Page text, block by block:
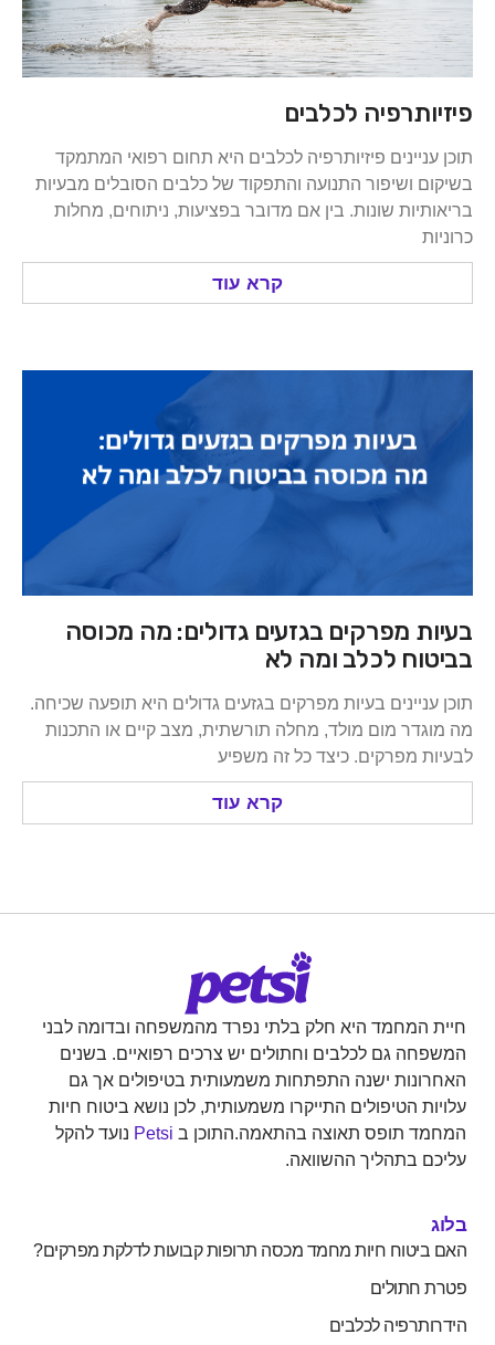
לכלבים
פיזיותרפיה לכלבים היא תחום רפואי המתמקד
ושיפור התנועה והתפקוד של כלבים הסובלים מבעיות
שונות. בין אם מדובר בפציעות, ניתוחים, מחלות
קרא עוד
מפרקים בגזעים גדולים: מה מכוסה
לכלב ומה לא
בעיות מפרקים בגזעים גדולים היא תופעה שכיחה.
מום מולד, מחלה תורשתית, מצב קיים או התכנות
מפרקים. כיצד כל זה משפיע
קרא עוד
המחמד היא חלק בלתי נפרד מהמשפחה ובדומה לבני
גם לכלבים וחתולים יש צרכים רפואיים. בשנים
ישנה התפתחות משמעותית בטיפולים אך גם
הטיפולים התייקרו משמעותית, לכן נושא ביטוח חיות
תופס תאוצה בהתאמה.התוכן בPetsiנועד להקל
בתהליך ההשוואה.
חיות מחמד מכסה תרופות קבועות לדלקת מפרקים?
לכלבים